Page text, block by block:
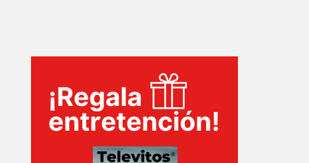
SERIES
TECNOVITOS